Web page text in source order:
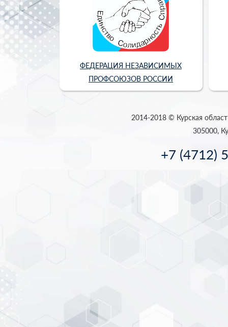
ФЕДЕРАЦИЯ НЕЗАВИСИМЫХ
ПРОФСОЮЗОВ РОССИИ
2014-2018 © Курская
305000,
+7 (4712)